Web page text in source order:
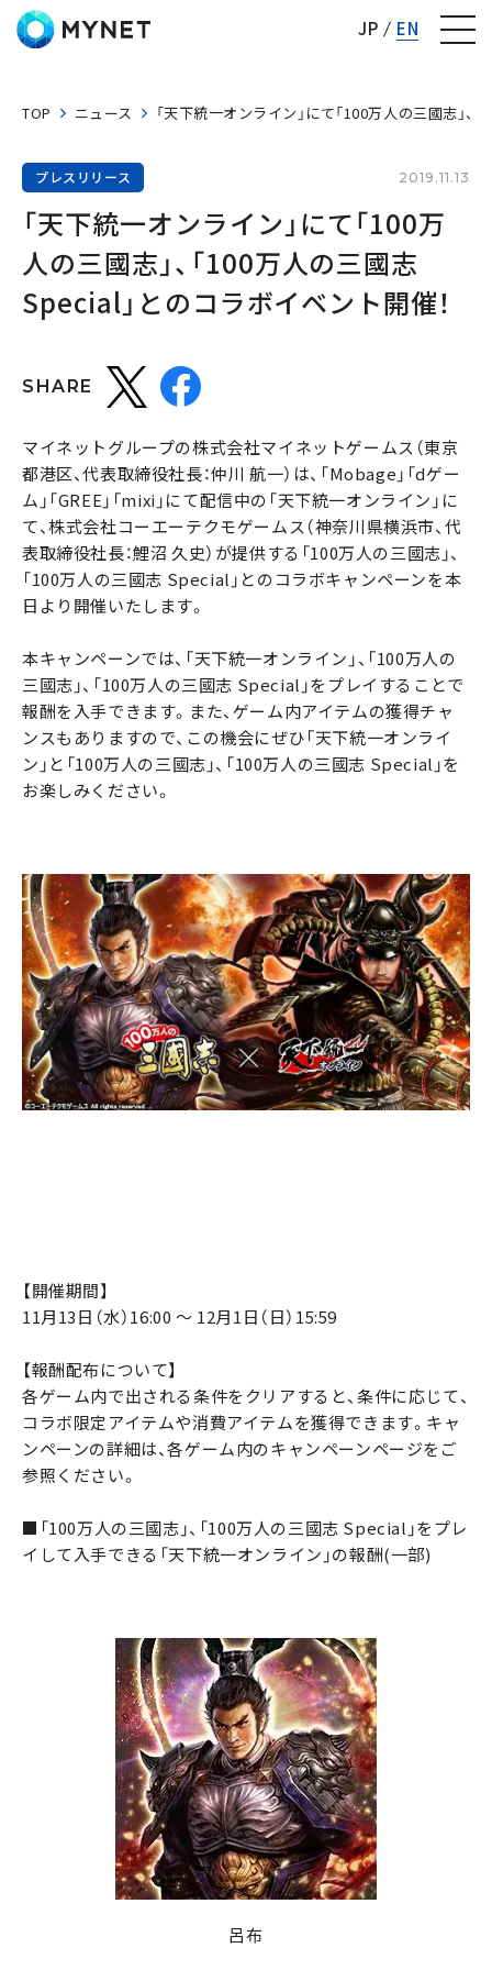
JP EN
TOP ニュース 「天下統一オンライン」にて「100万人の三國志」
プレスリリース 2019.11.13
「天下統一オンライン」にて「100万
人の三國志」、「100万人の三國志
Special」とのコラボイベント開催！
SHARE
マイネットグループの株式会社マイネットゲームス（東京
都港区、代表取締役社長：仲川 航一）は、「Mobage」「dゲー
ム」「GREE」「mixi」にて配信中の「天下統一オンライン」に
て、株式会社コーエーテクモゲームス（神奈川県横浜市、代
表取締役社長：鯉沼 久史）が提供する「100万人の三國志」、
「100万人の三國志 Special」とのコラボキャンペーンを本
日より開催いたします。
本キャンペーンでは、「天下統一オンライン」、「100万人の
三國志」、「100万人の三國志 Special」をプレイすることで
報酬を入手できます。また、ゲーム内アイテムの獲得チャ
ンスもありますので、この機会にぜひ「天下統一オンライ
ン」と「100万人の三國志」、「100万人の三國志 Special」を
お楽しみください。
【開催期間】
11月13日（水）16:00 ～ 12月1日（日）15:59
【報酬配布について】
各ゲーム内で出される条件をクリアすると、条件に応じて、
コラボ限定アイテムや消費アイテムを獲得できます。キャ
ンペーンの詳細は、各ゲーム内のキャンペーンページをご
参照ください。
■「100万人の三國志」、「100万人の三國志 Special」をプレ
イして入手できる「天下統一オンライン」の報酬(一部)
呂布